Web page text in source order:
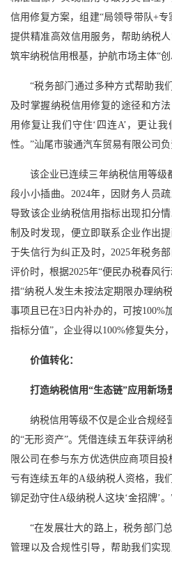
信用修复方案，组建“局领导带队+
提供精准高效信用服务，帮助纳税
筑牢纳税信用根基，护航市场主体“创
“税务部门通过多种方式帮助我
及时掌握纳税信用修复的途径和方
用修复让我们守住‘四连A’，更让
性。”汕尾市骏通汽车贸易有限公司负
该企业已连续三年纳税信用等
段小小插曲。2024年，因财务人员
导致该企业纳税信用指标出现扣分
制及时发现，便立即联系企业作出
于失信行为纠正及时，2025年税务
评价时，根据2025年“便民办税春风
措“纳税人发生未按法定期限办理纳
事项且已在3日内补办的，可按100%
指标分值”，企业得以100%修复失分
价值转化：
打造纳税信用“生态链”应用新场
纳税信用等级不仅是企业合规经
的“无形资产”。凭借连续五年获评
限公司在参与东方优选供应商项目
亏有连续五年的A级纳税人资格，我
铆足劲守住A级纳税人这块‘金招牌’。
“在发展壮大的路上，税务部门
管理以及合规性引导，帮助我们实